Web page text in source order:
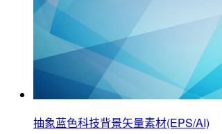
抽象蓝色科技背景矢量素材(EPS/AI)